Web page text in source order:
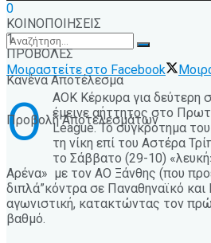
Κανένα Αποτέλεσμα
Προβολή Αποτελεσμάτων
0
ΚΟΙΝΟΠΟΙΗΣΕΙΣ
1
ΠΡΟΒΟΛΕΣ
Μοιραστείτε στο Facebook
Ο
ΑΟΚ Κέρκυρα για δεύτερη
έμεινε αήττητος στο
League. Το συγκρότημα
τη νίκη επί του Αστέρα
το Σάββατο (29-10)
Αρένα» με τον ΑΟ Ξάνθης (που
διπλά”κόντρα σε Παναθηναϊκό και
αγωνιστική, κατακτώντας τον
βαθμό.